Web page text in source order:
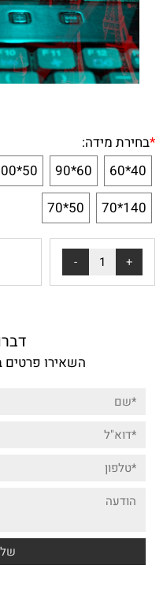
*בחירת מידה:
40*60
60*90
50*100
140*70
50*70
השאירו פרטים